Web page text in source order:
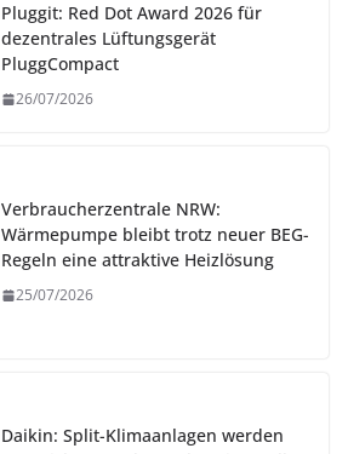
Pluggit: Red Dot Award 2026 für
dezentrales Lüftungsgerät
PluggCompact
26/07/2026
Verbraucherzentrale NRW:
Wärmepumpe bleibt trotz neuer BEG-
Regeln eine attraktive Heizlösung
25/07/2026
Daikin: Split-Klimaanlagen werden